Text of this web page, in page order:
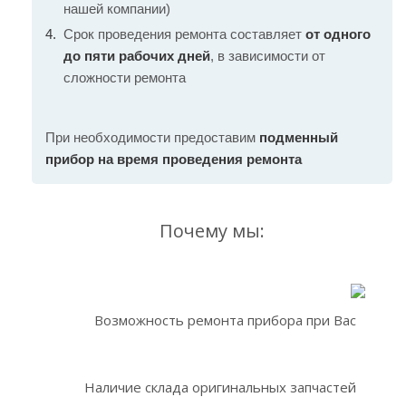
нашей компании)
Срок проведения ремонта составляет от одного
до пяти рабочих дней, в зависимости от
сложности ремонта
При необходимости предоставим подменный
прибор на время проведения ремонта
Почему мы:
Возможность ремонта прибора при Вас
Наличие склада оригинальных запчастей